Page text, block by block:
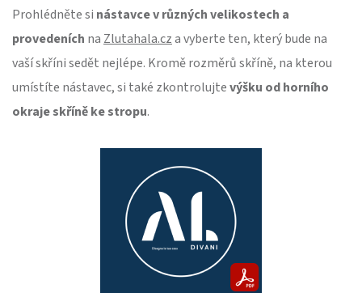
Prohlédněte si nástavce v různých velikostech a
provedeních na Zlutahala.cza vyberte ten, který bude na
vaší skříni sedět nejlépe. Kromě rozměrů skříně, na kterou
umístíte nástavec, si také zkontrolujtevýšku od horního
okraje skříně ke stropu.